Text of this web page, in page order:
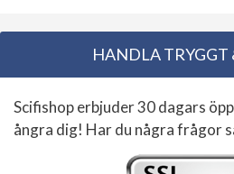
HANDLA TRYGGT
Scifishop erbjuder 30 dagars
ångra dig! Har du några frågor